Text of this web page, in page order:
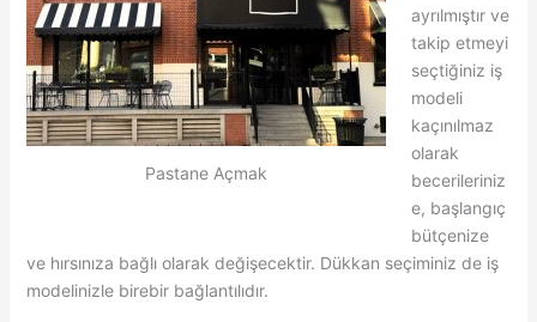
Pastane Açmak
ayrılmıştır ve
takip etmeyi
seçtiğiniz iş
modeli
kaçınılmaz
olarak
becerileriniz
e, başlangıç ​​
bütçenize
ve hırsınıza bağlı olarak değişecektir. Dükkan seçiminiz de iş
modelinizle birebir bağlantılıdır.